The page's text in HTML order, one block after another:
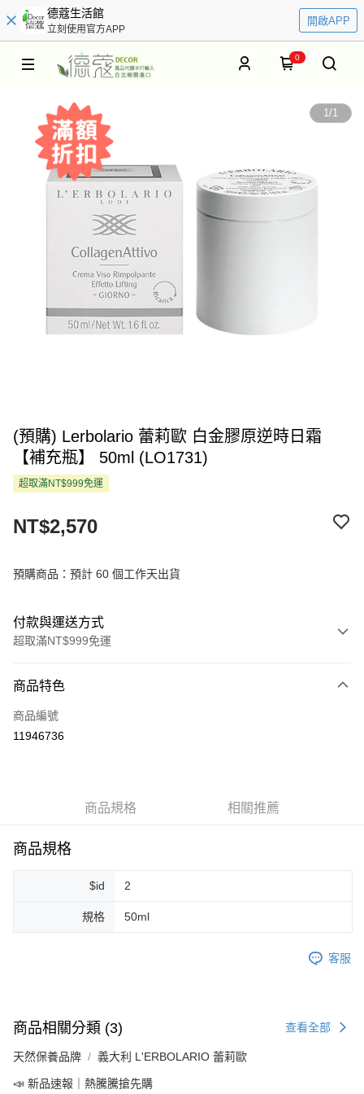
德蔻生活館
立刻使用官方APP
開啟APP
0
1/1
(預購) Lerbolario 蕾莉歐 白金膠原逆時日霜
【補充瓶】 50ml (LO1731)
超取滿NT$999免運
NT$2,570
預購商品：預計 60 個工作天出貨
付款與運送方式
超取滿NT$999免運
信用卡一次付款
超商取貨付款
悠遊付
全家純取貨 (先付款
7-11取貨付款
商品特色
商品編號
11946736
商品規格 相關推薦
商品規格
$id 2
規格 50ml
客服
商品相關分類 (3) 查看全部
天然保養品牌 義大利 L'ERBOLARIO 蕾莉歐
📣 新品速報｜熱騰騰搶先購